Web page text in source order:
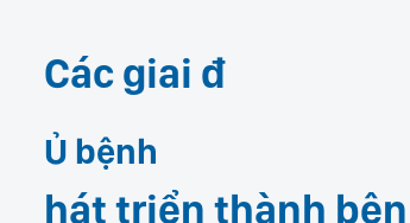
Các giai đ
Ủ bệnh
hát triển thành